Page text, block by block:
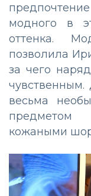
модного в
оттенка.
позволила
за чего
весьма
кожаными